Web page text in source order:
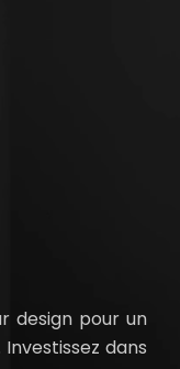
design pour un
dans